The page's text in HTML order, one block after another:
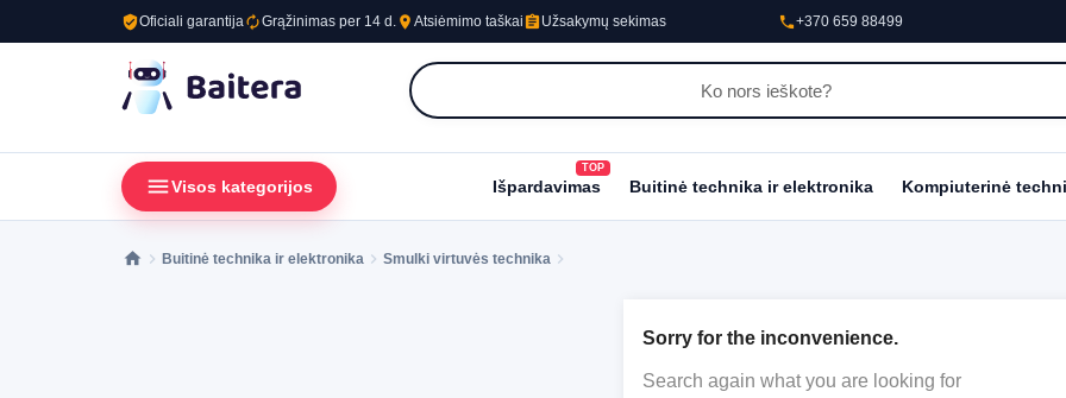
verified_userOficiali garantijaautorenewGrąžinimas per 14 d. place Atsiėmimo taškaiassignmentUžsakymų sekimas phone+370 659 88499
menuVisos kategorijos local_fire_department
Išpardavimas
TOP
Buitinė technika ir elektronika Kompiuterinė
Buitinė technika ir elektronika Smulki virtuvės technika
Sorry for the inconvenience.
Search again what you are looking for